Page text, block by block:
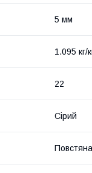
5 мм
1.095 кг/
22
Сірий
Повстяна